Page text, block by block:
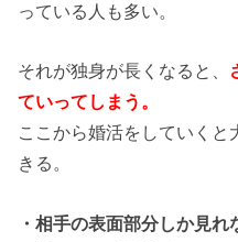
っている人も多い。
それが独身が長くなると、
ていってしまう。
ここから婚活をしていくと
きる。
・相手の表面部分しか見